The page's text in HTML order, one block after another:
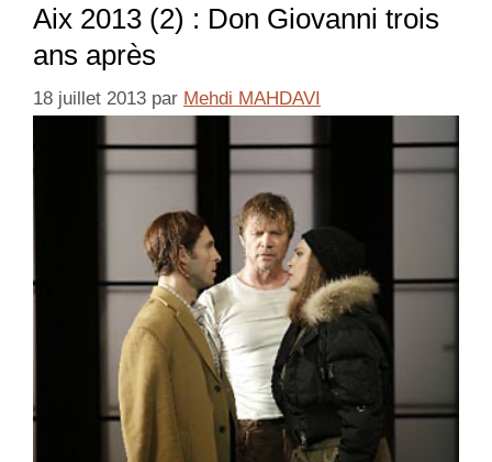
Aix 2013 (2) : Don Giovanni trois
ans après
18 juillet 2013 par Mehdi MAHDAVI